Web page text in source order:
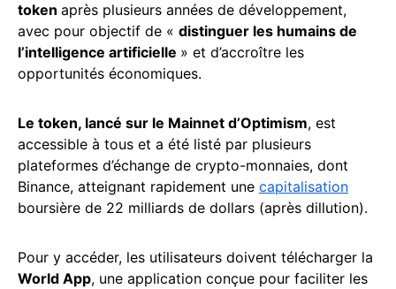
token après plusieurs années de développement,
avec pour objectif de « distinguer les humains de
l’intelligence artificielle » et d’accroître les
opportunités économiques.
Le token, lancé sur le Mainnet d’Optimism, est
accessible à tous et a été listé par plusieurs
plateformes d’échange de crypto-monnaies, dont
Binance, atteignant rapidement une capitalisation
boursière de 22 milliards de dollars (après dillution).
Pour y accéder, les utilisateurs doivent télécharger la
World App, une application conçue pour faciliter les